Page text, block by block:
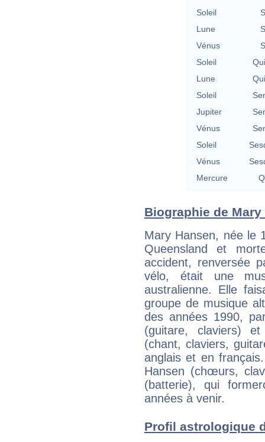
Soleil
Lune
Vénus
Soleil
Lune
Soleil
Jupiter
Vénus
Soleil
Vénus
Mercure
Biographie de
Mary Hansen, née le
Queensland et
accident, renversée
vélo, était une
australienne. Elle
groupe de musique
des années 1990,
(guitare, claviers)
(chant, claviers,
anglais et en
Hansen (chœurs,
(batterie), qui
années à venir.
Profil astrologique